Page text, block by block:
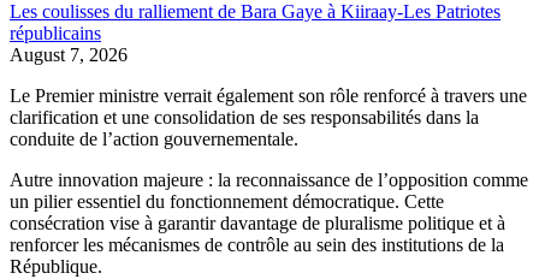
Les coulisses du ralliement de Bara Gaye à Kiiraay-Les Patriotes
républicains
August 7, 2026
Le Premier ministre verrait également son rôle renforcé à travers une
clarification et une consolidation de ses responsabilités dans la
conduite de l’action gouvernementale.
Autre innovation majeure : la reconnaissance de l’opposition comme
un pilier essentiel du fonctionnement démocratique. Cette
consécration vise à garantir davantage de pluralisme politique et à
renforcer les mécanismes de contrôle au sein des institutions de la
République.